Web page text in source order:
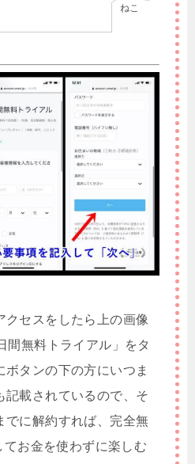
ねこ
クセスをしたら上の画像
間無料トライアル」をタ
ボタンの下の方にいつま
記載されているので、そ
でに解約すれば、完全無
お金を使わずに楽しむ